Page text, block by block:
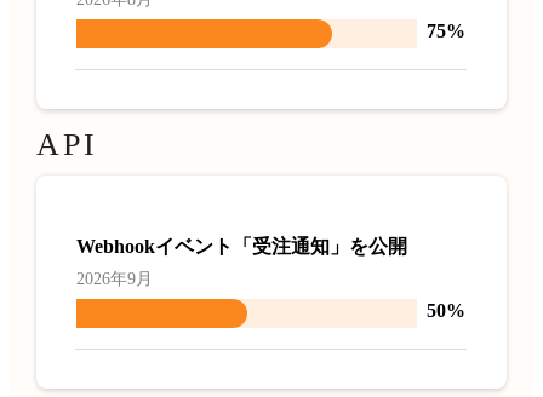
75%
API
Webhookイベント「受注通知」を公開
2026年9月
50%